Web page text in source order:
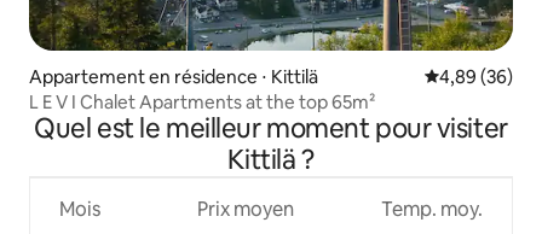
Appartement en résidence ⋅ Kittilä Évaluation
4,89 (36)
L E V I Chalet Apartments at the top 65m²
Quel est le meilleur moment pour visiter
Kittilä ?
Mois Prix moyen Temp. moy.